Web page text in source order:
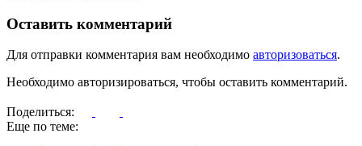
Оставить комментарий
Для отправки комментария вам необходимо авторизоваться.
Необходимо авторизироваться, чтобы оставить комментарий.
Поделиться:
Еще по теме: